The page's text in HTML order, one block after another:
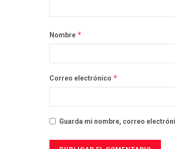
Nombre *
Correo electrónico *
Guarda mi nombre, correo